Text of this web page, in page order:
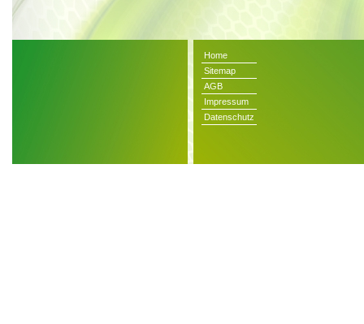
Home
Sitemap
AGB
Impressum
Datenschutz